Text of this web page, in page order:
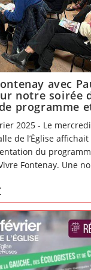
aux
Roses
avec
notre soirée
programme
2025 - Le
de l’Église
du
Fontenay. Une
Mieux
Vivre
Fontenay
avec
Pauline
Le
Fur
:
Retour
sur